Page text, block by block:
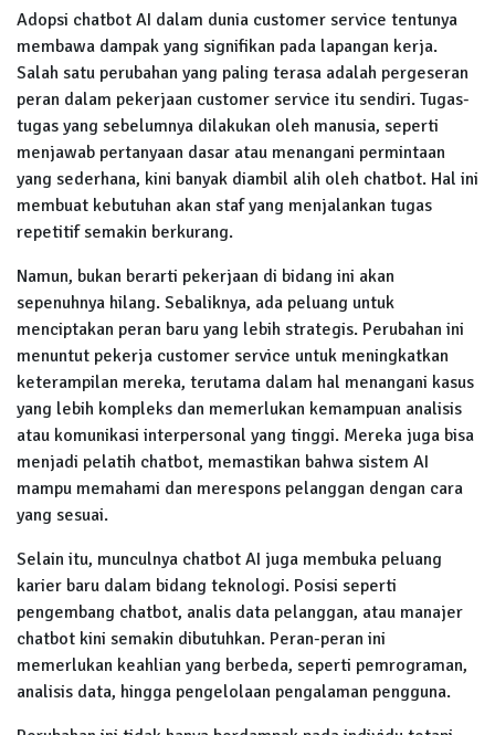
Adopsi chatbot AI dalam dunia customer service tentunya
membawa dampak yang signifikan pada lapangan kerja.
Salah satu perubahan yang paling terasa adalah pergeseran
peran dalam pekerjaan customer service itu sendiri. Tugas-
tugas yang sebelumnya dilakukan oleh manusia, seperti
menjawab pertanyaan dasar atau menangani permintaan
yang sederhana, kini banyak diambil alih oleh chatbot. Hal ini
membuat kebutuhan akan staf yang menjalankan tugas
repetitif semakin berkurang.
Namun, bukan berarti pekerjaan di bidang ini akan
sepenuhnya hilang. Sebaliknya, ada peluang untuk
menciptakan peran baru yang lebih strategis. Perubahan ini
menuntut pekerja customer service untuk meningkatkan
keterampilan mereka, terutama dalam hal menangani kasus
yang lebih kompleks dan memerlukan kemampuan analisis
atau komunikasi interpersonal yang tinggi. Mereka juga bisa
menjadi pelatih chatbot, memastikan bahwa sistem AI
mampu memahami dan merespons pelanggan dengan cara
yang sesuai.
Selain itu, munculnya chatbot AI juga membuka peluang
karier baru dalam bidang teknologi. Posisi seperti
pengembang chatbot, analis data pelanggan, atau manajer
chatbot kini semakin dibutuhkan. Peran-peran ini
memerlukan keahlian yang berbeda, seperti pemrograman,
analisis data, hingga pengelolaan pengalaman pengguna.